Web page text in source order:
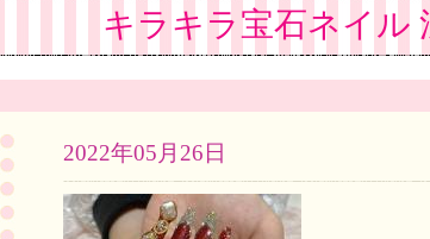
キラキラ宝石ネイル
2022年05月26日